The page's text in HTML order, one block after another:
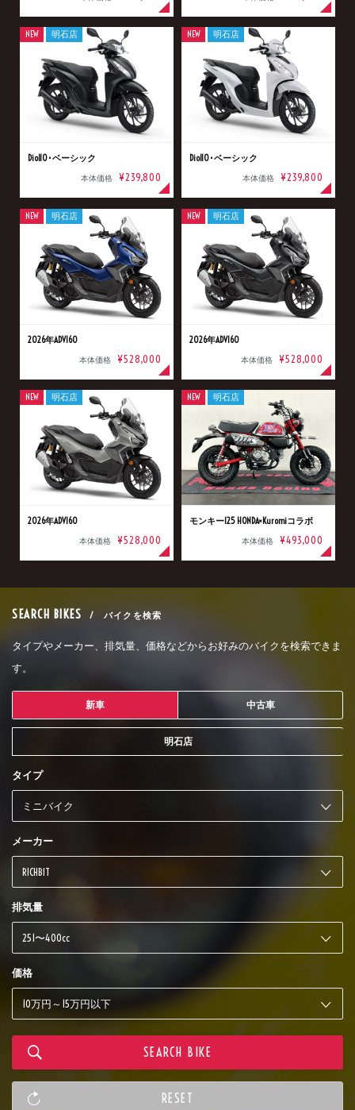
Dio110･ベーシック
本体価格 ¥239,800
NEW 明石店
Dio110･ベーシック
本体価格 ¥239,800
NEW 明石店
2026年ADV160
本体価格 ¥528,000
NEW 明石店
2026年ADV160
本体価格 ¥528,000
NEW 明石店
2026年ADV160
本体価格 ¥528,000
NEW 明石店
モンキー125 HONDA×Kuromiコラボ
本体価格 ¥493,000
NEW 明石店
SEARCH BIKES / バイクを検索
タイプやメーカー、排気量、価格などからお好みのバイクを検索できま
す。
新車 中古車
明石店
タイプ
メーカー
排気量
価格